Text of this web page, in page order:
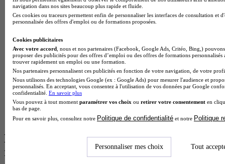
BTS Sam en alternance
Cap Fleuriste en alternance
BTS Sio en alternance
MSc Marketing Digital en alternance
BTS Gpme en alternance
Cap Electricien en alternance
BTS Gpn en alternance
BTS Domotique en alternance
BAC Pro Agora en alternance
BTS Sta en alternance
BTS Iris en alternance
BTS Tpl en alternance
BTS Ati en alternance
Les diplômes par filière les plus
recherchés
navigation dans nos sites beaucoup plus rapide et fluide.
Ces cookies ou traceurs permettent enfin de personnaliser les interfaces de consultation et
personnalisée des offres d'emploi ou de formations proposées.
Cookies publicitaires
Avec votre accord , nous et nos partenaires (Facebook, Google Ads, Critéo, Bing,)
proposer des publicités pour des offres d’emploi ou des offres de formations
trouver rapidement un emploi ou une formation.
Nos partenaires personnalisent ces publicités en fonction de votre navigation, de votre
Nous utilisons des technologies Google (ex : Google Ads) pour mesurer l'audience et
personnalisés. En acceptant, vous consentez à l'utilisation de vos données par Google
confidentialité. En savoir plus
Vous pouvez à tout moment paramétrer vos choix ou retirer votre consentement en
bas de page.
Pour en savoir plus, consultez notre Politique de confidentialité et notre Politique
Personnaliser mes choix Tout